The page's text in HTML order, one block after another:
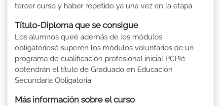
tercer curso y haber repetido ya una vez en la etapa.
Título-Diploma que se consigue
Los alumnos queé además de los módulos
obligatoriosé superen los módulos voluntarios de un
programa de cualificación profesional inicial PCPIé
obtendrán el título de Graduado en Educación
Secundaria Obligatoria.
Más información sobre el curso